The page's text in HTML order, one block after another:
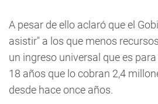
A pesar de ello aclaró que el
asistir" a los que menos
un ingreso universal que es
18 años que lo cobran 2,4
desde hace once años.